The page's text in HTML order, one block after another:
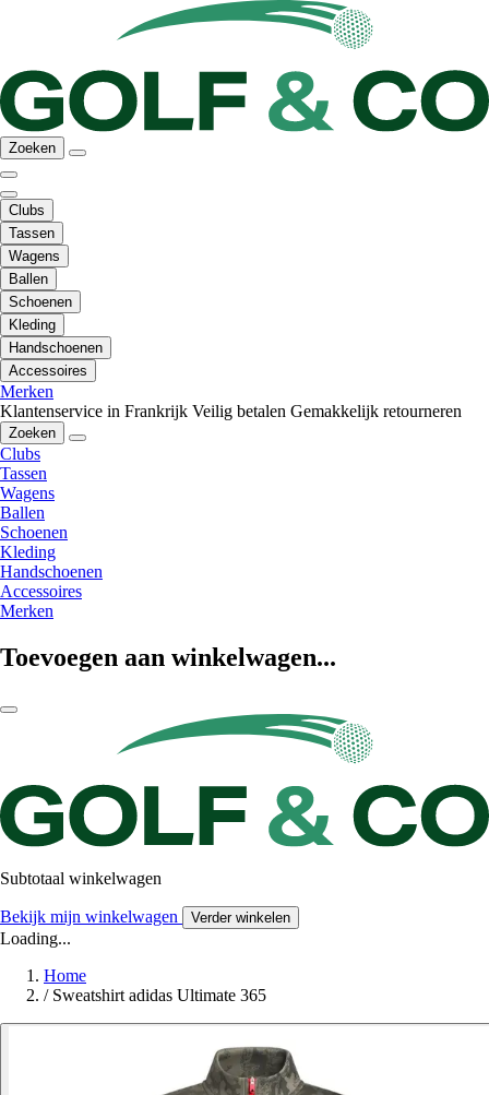
Zoeken
Clubs
Tassen
Wagens
Ballen
Schoenen
Kleding
Handschoenen
Accessoires
Merken
Klantenservice in Frankrijk Veilig betalen Gemakkelijk retourneren
Zoeken
Clubs
Tassen
Wagens
Ballen
Schoenen
Kleding
Handschoenen
Accessoires
Merken
Toevoegen aan winkelwagen...
Subtotaal winkelwagen
Bekijk mijn winkelwagen Verder winkelen
Loading...
Home
/ Sweatshirt adidas Ultimate 365